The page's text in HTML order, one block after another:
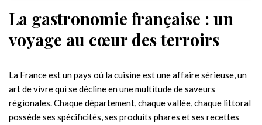
La gastronomie française : un
voyage au cœur des terroirs
La France est un pays où la cuisine est une affaire sérieuse, un
art de vivre qui se décline en une multitude de saveurs
régionales. Chaque département, chaque vallée, chaque littoral
possède ses spécificités, ses produits phares et ses recettes